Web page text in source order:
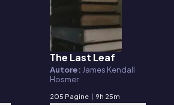
E-book
The Last Leaf
Autore: James Kendall
Hosmer
205 Pagine | 9h 25m